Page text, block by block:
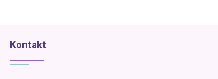
Kontakt